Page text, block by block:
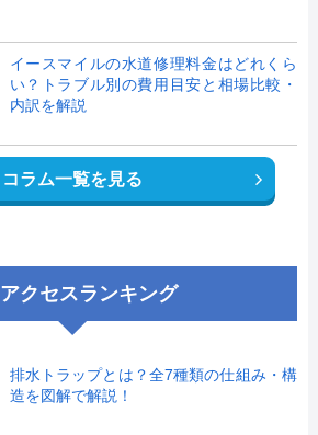
イースマイルの水道修理料金はどれくら
い？トラブル別の費用目安と相場比較・
内訳を解説
コラム一覧を見る
アクセスランキング
排水トラップとは？全7種類の仕組み・構
造を図解で解説！